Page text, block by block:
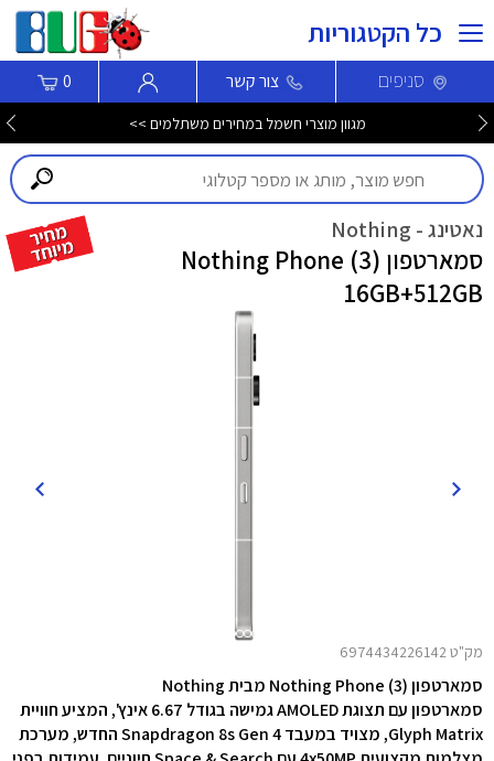
כל הקטגוריות
סניפים צור קשר 0
מגוון מוצרי חשמל במחירים משתלמים >>
נאטינג - Nothing
סמארטפון Nothing Phone (3)
16GB+512GB
מק"ט 6974434226142
סמארטפון Nothing Phone (3) מבית Nothing
סמארטפון עם תצוגת AMOLED גמישה בגודל 6.67 אינץ', המציע חוויית
Glyph Matrix, מצויד במעבד Snapdragon 8s Gen 4 החדש, מערכת